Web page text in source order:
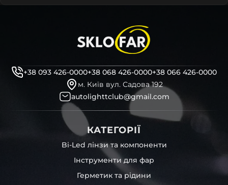
+38 093 426-0000+38 068 426-0000+38 066 426-0000
м. Київ вул. Садова 192
autolighttclub@gmail.com
КАТЕГОРІЇ
Bi-Led лінзи та компоненти
Інструменти для фар
Герметик та рідини